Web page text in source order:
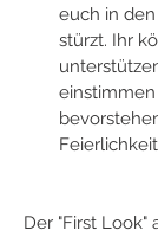
euch in
stürzt. Ihr
Der "First Look"